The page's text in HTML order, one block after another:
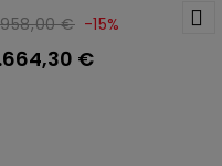
€ -15%
€